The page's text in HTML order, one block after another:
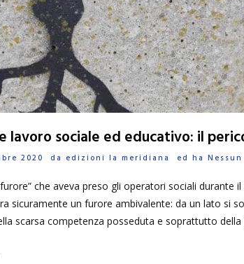
lavoro sociale ed educativo: il
2020 da edizioni la meridiana ed ha
che aveva preso gli operatori sociali durante
sicuramente un furore ambivalente: da un lato si
scarsa competenza posseduta e soprattutto